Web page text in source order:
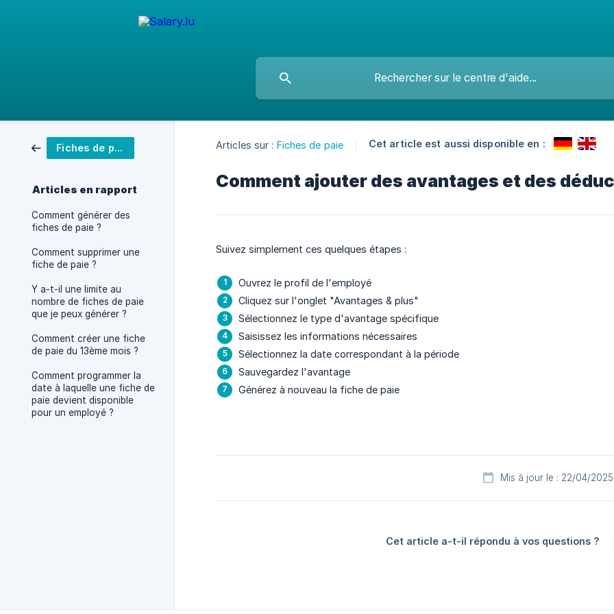
Fiches de paie
Articles en rapport
Comment générer des
fiches de paie ?
Comment supprimer une
fiche de paie ?
Y a-t-il une limite au
nombre de fiches de paie
que je peux générer ?
Comment créer une fiche
de paie du 13ème mois ?
Comment programmer la
date à laquelle une fiche de
paie devient disponible
pour un employé ?
Articles sur : Fiches de paie Cet article est aussi disponible en :
Comment ajouter des avantages et des
Suivez simplement ces quelques étapes :
Ouvrez le profil de l'employé
Cliquez sur l'onglet "Avantages & plus"
Sélectionnez le type d'avantage spécifique
Saisissez les informations nécessaires
Sélectionnez la date correspondant à la période
Sauvegardez l'avantage
Générez à nouveau la fiche de paie
Mis à jour le : 22/04/2025
Cet article a-t-il répondu à vos questions ?